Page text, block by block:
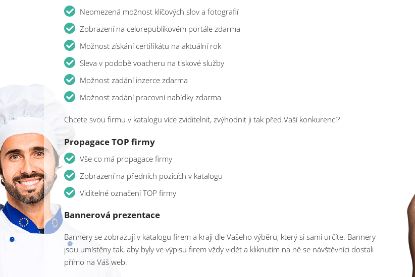
Neomezená možnost klíčových slov a fotografií
Zobrazení na celorepublikovém portále zdarma
Možnost získání certifikátu na aktuální rok
Sleva v podobě voacheru na tiskové služby
Možnost zadání inzerce zdarma
Možnost zadání pracovní nabídky zdarma
Chcete svou firmu v katalogu více zviditelnit, zvýhodnit ji tak před Vaší konkurencí?
Propagace TOP firmy
Vše co má propagace firmy
Zobrazení na předních pozicích v katalogu
Viditelné označení TOP firmy
Bannerová prezentace
Bannery se zobrazují v katalogu firem a kraji dle Vašeho výběru, který si sami určíte. Bannery
jsou umístěny tak, aby byly ve výpisu firem vždy vidět a kliknutím na ně se návštěvníci dostali
přímo na Váš web.